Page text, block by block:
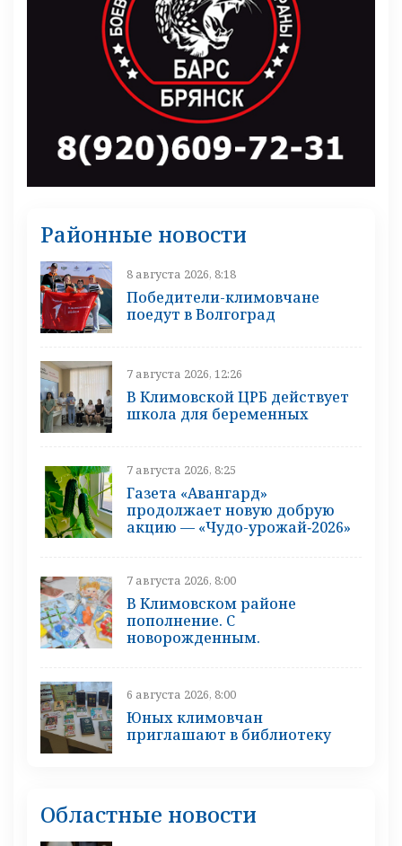
Районные новости
8 августа 2026, 8:18
Победители-климовчане
поедут в Волгоград
7 августа 2026, 12:26
В Климовской ЦРБ действует
школа для беременных
7 августа 2026, 8:25
Газета «Авангард»
продолжает новую добрую
акцию — «Чудо-урожай‑2026»
7 августа 2026, 8:00
В Климовском районе
пополнение. С
новорожденным.
6 августа 2026, 8:00
Юных климовчан
приглашают в библиотеку
Областные новости